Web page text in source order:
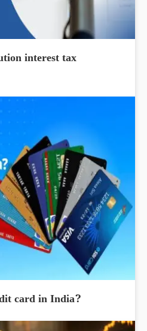
interest tax
card in India?